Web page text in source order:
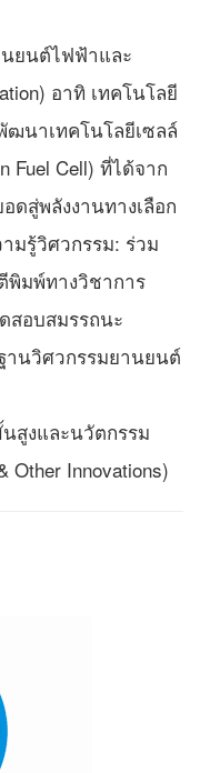
ยนต์ไฟฟ้าและ
อาทิ เทคโนโลยี
ฒนาเทคโนโลยีเซลล์
Fuel Cell) ที่ได้จาก
ดสู่พลังงานทางเลือก
มรู้วิศวกรรม: ร่วม
มพ์ทางวิชาการ
สอบสมรรถนะ
านวิศวกรรมยานยนต์
สูงและนวัตกรรม
Other Innovations)